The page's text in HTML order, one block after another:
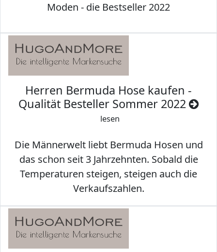
Moden - die Bestseller 2022
Herren Bermuda Hose kaufen -
Qualität Besteller Sommer 2022
lesen
Die Männerwelt liebt Bermuda Hosen und
das schon seit 3 Jahrzehnten. Sobald die
Temperaturen steigen, steigen auch die
Verkaufszahlen.